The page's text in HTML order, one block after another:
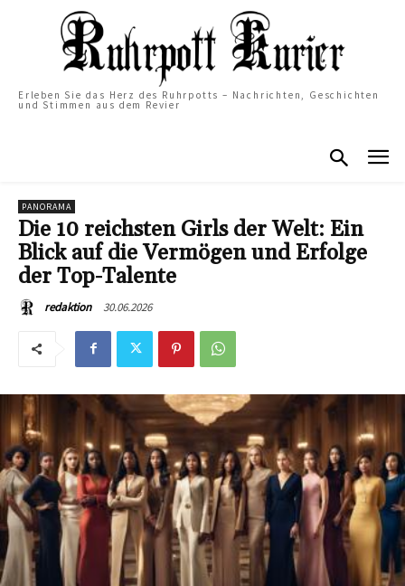
Erleben Sie das Herz des Ruhrpotts – Nachrichten, Geschichten
und Stimmen aus dem Revier
PANORAMA
Die 10 reichsten Girls der Welt: Ein
Blick auf die Vermögen und Erfolge
der Top-Talente
redaktion 30.06.2026